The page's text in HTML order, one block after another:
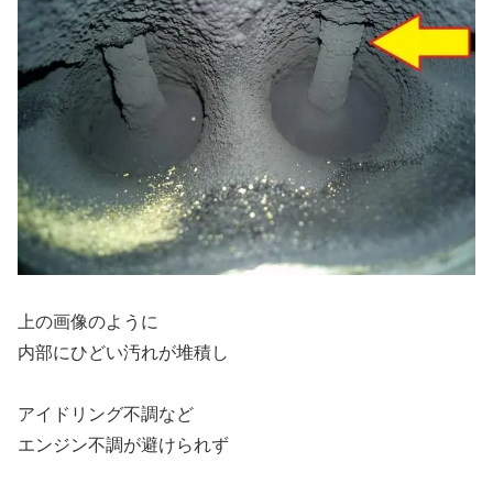
上の画像のように
内部にひどい汚れが堆積し
アイドリング不調など
エンジン不調が避けられず